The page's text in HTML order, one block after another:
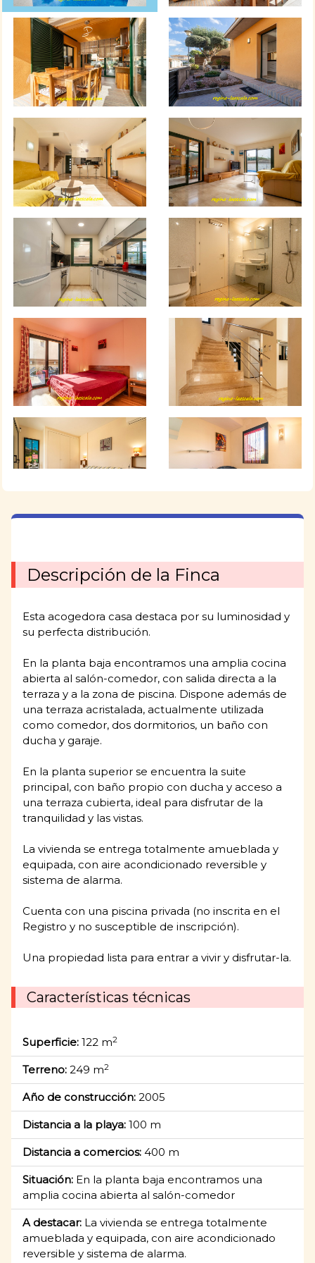
Descripción de la Finca
Esta acogedora casa destaca por su luminosidad y
su perfecta distribución.
En la planta baja encontramos una amplia cocina
abierta al salón-comedor, con salida directa a la
terraza y a la zona de piscina. Dispone además de
una terraza acristalada, actualmente utilizada
como comedor, dos dormitorios, un baño con
ducha y garaje.
En la planta superior se encuentra la suite
principal, con baño propio con ducha y acceso a
una terraza cubierta, ideal para disfrutar de la
tranquilidad y las vistas.
La vivienda se entrega totalmente amueblada y
equipada, con aire acondicionado reversible y
sistema de alarma.
Cuenta con una piscina privada (no inscrita en el
Registro y no susceptible de inscripción).
Una propiedad lista para entrar a vivir y disfrutar-la.
Características técnicas
Superficie: 122 m2
Terreno: 249 m2
Año de construcción: 2005
Distancia a la playa: 100 m
Distancia a comercios: 400 m
Situación: En la planta baja encontramos una
amplia cocina abierta al salón-comedor
A destacar: La vivienda se entrega totalmente
amueblada y equipada, con aire acondicionado
reversible y sistema de alarma.